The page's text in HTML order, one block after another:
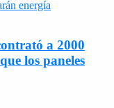
a 2000
los paneles